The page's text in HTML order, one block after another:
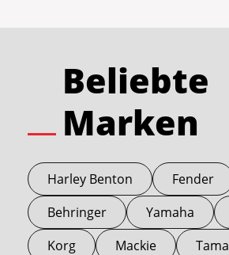
Beliebte
Marken
Harley Benton
Fender
Behringer
Yamaha
Korg
Mackie Tama